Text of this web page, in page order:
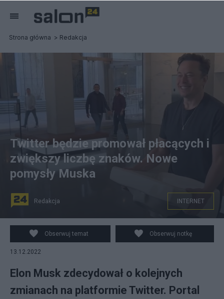
Strona główna Redakcja
Elon Musk robi porządki na Twitterze.
Twitter będzie promował płacących i
zwiększy liczbę znaków. Nowe
pomysły Muska
Redakcja INTERNET
Obserwuj temat Obserwuj notkę
13.12.2022
Elon Musk zdecydował o kolejnych
zmianach na platformie Twitter. Portal